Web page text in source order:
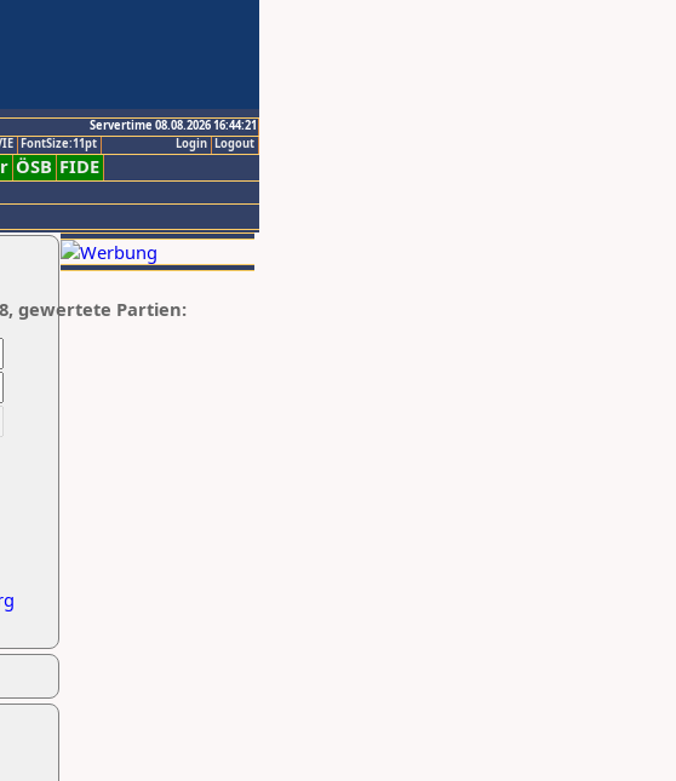
Servertime 08.08.2026 16:44:21
Logout
Login
FontSize:11pt
ÖSB FIDE
gewertete Partien: